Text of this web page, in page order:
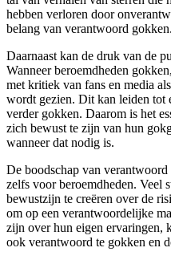
hebben verloren door
belang van verantwoord gokken.
Daarnaast kan de druk van de
Wanneer beroemdheden
met kritiek van fans en media
wordt gezien. Dit kan leiden tot
verder gokken. Daarom is het
zich bewust te zijn van hun
wanneer dat nodig is.
De boodschap van
zelfs voor beroemdheden. Veel
bewustzijn te creëren over de
om op een verantwoordelijke
zijn over hun eigen ervaringen,
ook verantwoord te gokken en